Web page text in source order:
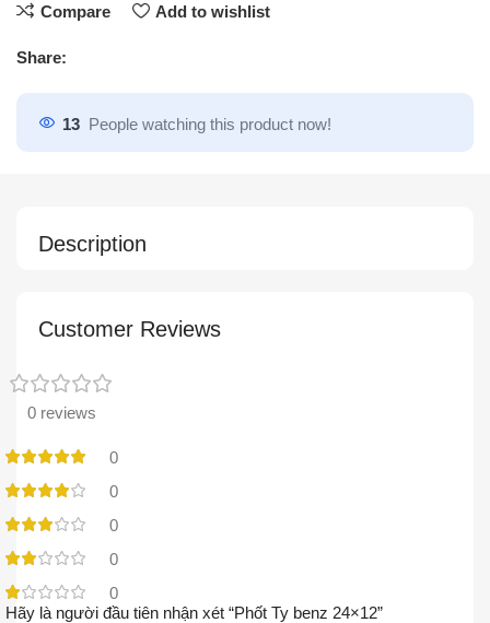
Compare Add to wishlist
Share:
13 People watching this product now!
Description
Customer Reviews
0 reviews
0
0
0
0
0
Hãy là người đầu tiên nhận xét “Phốt Ty benz 24×12”